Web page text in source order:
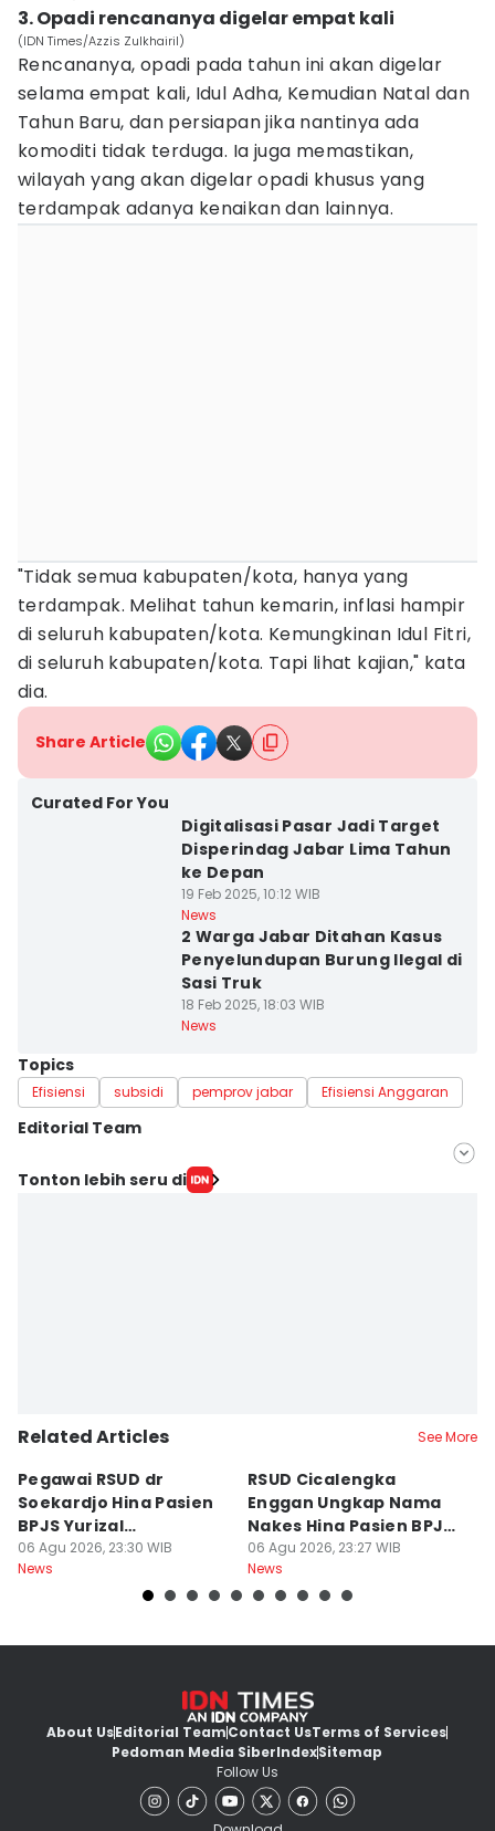
3. Opadi rencananya digelar empat kali
(IDN Times/Azzis Zulkhairil)
Rencananya, opadi pada tahun ini akan digelar
selama empat kali, Idul Adha, Kemudian Natal dan
Tahun Baru, dan persiapan jika nantinya ada
komoditi tidak terduga. Ia juga memastikan,
wilayah yang akan digelar opadi khusus yang
terdampak adanya kenaikan dan lainnya.
"Tidak semua kabupaten/kota, hanya yang
terdampak. Melihat tahun kemarin, inflasi hampir
di seluruh kabupaten/kota. Kemungkinan Idul Fitri,
di seluruh kabupaten/kota. Tapi lihat kajian," kata
dia.
Share Article
Curated For You
Digitalisasi Pasar Jadi Target
Disperindag Jabar Lima Tahun
ke Depan
19 Feb 2025, 10:12 WIB
News
2 Warga Jabar Ditahan Kasus
Penyelundupan Burung Ilegal di
Sasi Truk
18 Feb 2025, 18:03 WIB
News
Topics
Efisiensi subsidi pemprov jabar Efisiensi Anggaran
Editorial Team
Editor
Tonton lebih seru di
Related Articles See More
Pegawai RSUD dr
Soekardjo Hina Pasien
BPJS Yurizal
Mengundurkan Diri
06 Agu 2026, 23:30 WIB
News
RSUD Cicalengka
Enggan Ungkap Nama
Nakes Hina Pasien BPJS
Yurizal
06 Agu 2026, 23:27 WIB
News
About UsEditorial TeamContact UsTerms of Services
Pedoman Media SiberIndexSitemap
Follow Us